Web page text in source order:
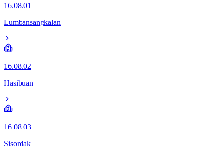
16.08.01
Lumbansangkalan
16.08.02
Hasibuan
16.08.03
Sisordak